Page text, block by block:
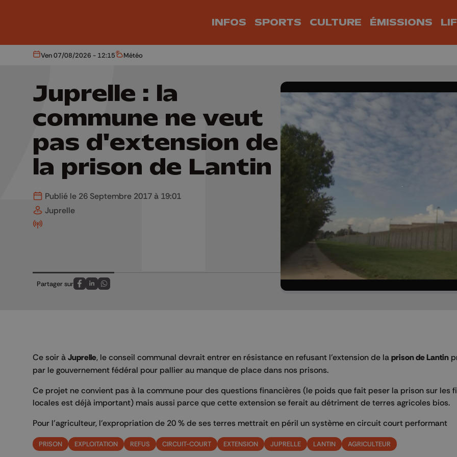
INFOS SPORTS CULTURE ÉMISSIONS
Aujourd'hui
Ven 07/08/2026 - 12:15 Météo
Météo
Juprelle : la
commune ne veut
pas d'extension de
la prison de Lantin
Publié le 26 Septembre 2017 à 19:01
Juprelle
Partager sur
Partagez sur FaceBook
Partagez sur LinkedIn
Partagez sur Whatsapp
Ce soir à Juprelle, le conseil communal devrait entrer en résistance en refusant l'extension de la prison de Lantin
par le gouvernement fédéral pour pallier au manque de place dans nos prisons.
Ce projet ne convient pas à la commune pour des questions financières (le poids que fait peser la prison sur les
locales est déjà important) mais aussi parce que cette extension se ferait au détriment de terres agricoles bios.
Pour l'agriculteur, l'expropriation de 20 % de ses terres mettrait en péril un système en circuit court performant
PRISON EXPLOITATION REFUS CIRCUIT-COURT EXTENSION JUPRELLE LANTIN AGRICULTEUR